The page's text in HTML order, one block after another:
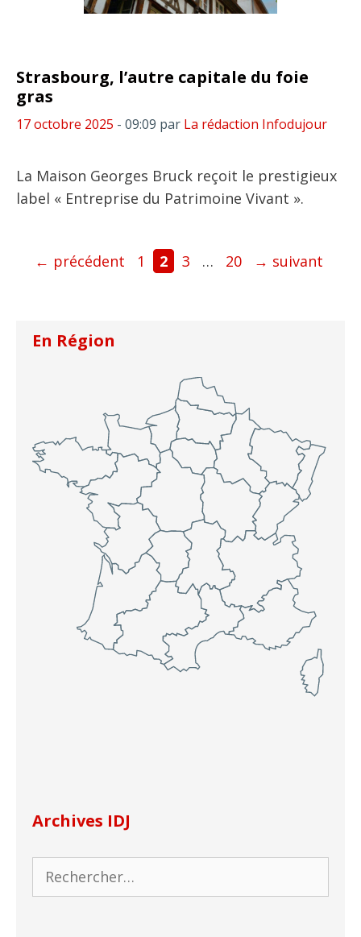
Strasbourg, l’autre capitale du foie
gras
17 octobre 2025 - 09:09 par La rédaction Infodujour
La Maison Georges Bruck reçoit le prestigieux
label « Entreprise du Patrimoine Vivant ».
← précédent Page
1 Page
2 Page
3 … Page
20 → suivant
En Région
Archives IDJ
Rechercher :